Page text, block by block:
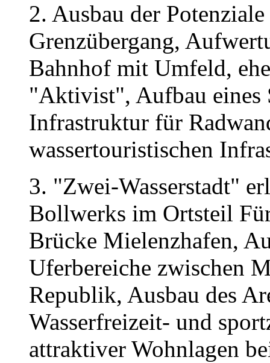
2. Ausbau der
Grenzübergang,
Bahnhof mit Umfeld,
"Aktivist", Aufbau eines
Infrastruktur für
wassertouristischen
3. "Zwei-Wasserstadt"
Bollwerks im Ortsteil
Brücke Mielenzhafen,
Uferbereiche zwischen
Republik, Ausbau des
Wasserfreizeit- und
attraktiver Wohnlagen